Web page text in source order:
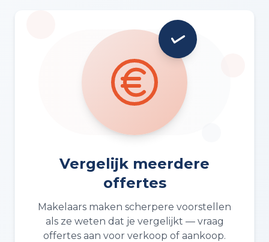
Vergelijk meerdere
offertes
Makelaars maken scherpere voorstellen
als ze weten dat je vergelijkt — vraag
offertes aan voor verkoop of aankoop.